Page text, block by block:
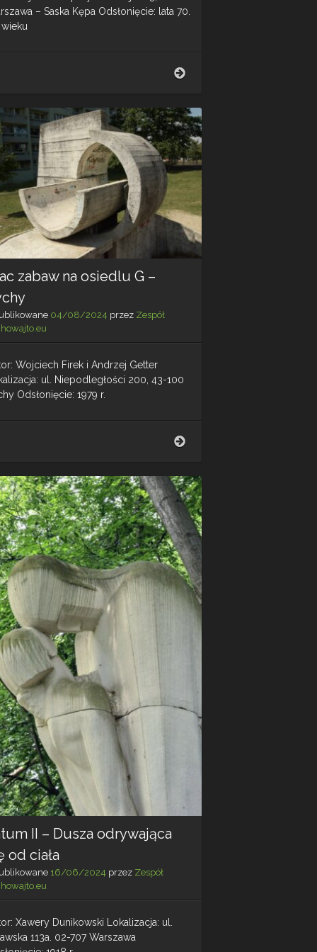
– Saska Kępa Odsłonięcie: lata 70.
wieku
Warszawa
–
Saska
Kępa
zabaw na osiedlu G –
04/08/2024 przez Zespół
Wojciech Firek i Andrzej Getter
ul. Niepodległości 200, 43-100
Odsłonięcie: 1979 r.
osiedlu
G
–
Tychy
II – Dusza odrywająca
od ciała
16/06/2024 przez Zespół
Xawery Dunikowski Lokalizacja: ul.
113a. 02-707 Warszawa